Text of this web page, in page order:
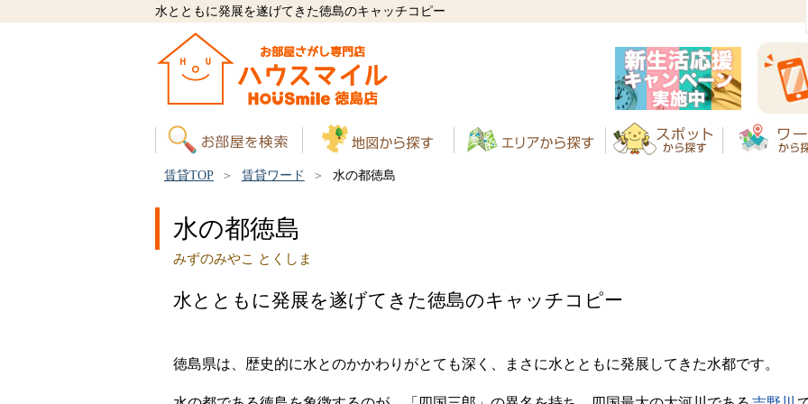
水とともに発展を遂げてきた徳島のキャッチコピー
賃貸TOP 賃貸ワード 水の都徳島
水の都徳島
みずのみやこ とくしま
水とともに発展を遂げてきた徳島のキャッチコピー
徳島県は、歴史的に水とのかかわりがとても深く、まさに水とともに発展してきた水都です。